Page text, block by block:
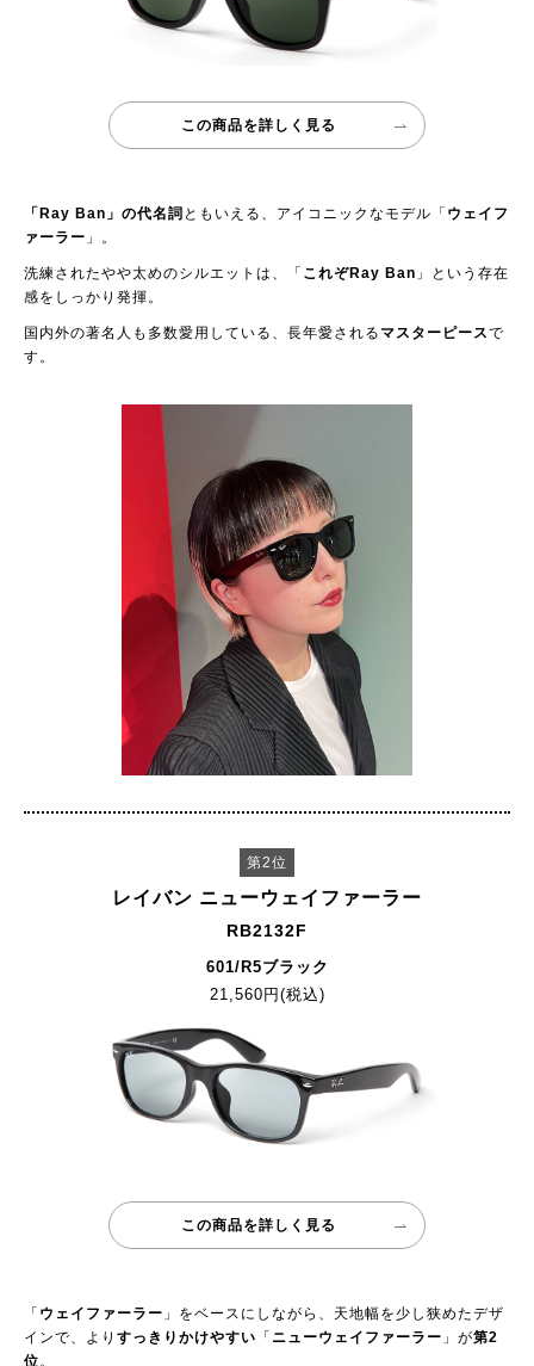
この商品を詳しく見る
「Ray Ban」の代名詞 ともいえる、アイコニックなモデル「 ウェイフ
ァーラー 」。
洗練されたやや太めのシルエットは、「 これぞRay Ban 」という存在
感をしっかり発揮。
国内外の著名人も多数愛用している、長年愛される マスターピースで
す。
第2位
レイバン ニューウェイファーラー
RB2132F
601/R5ブラック
21,560円(税込)
この商品を詳しく見る
「 ウェイファーラー 」をベースにしながら、天地幅を少し狭めたデザ
インで、より すっきりかけやすい 「 ニューウェイファーラー 」が第2
位。